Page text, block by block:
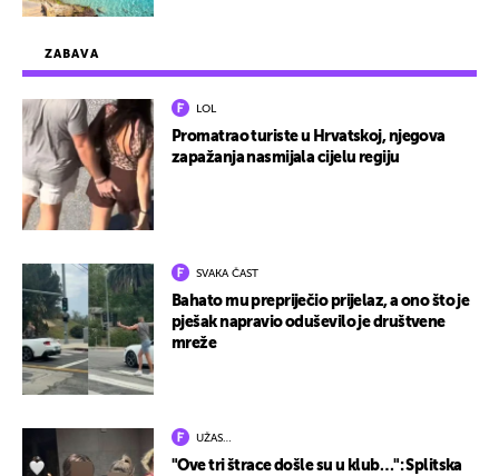
ZABAVA
LOL
Promatrao turiste u Hrvatskoj, njegova
zapažanja nasmijala cijelu regiju
SVAKA ČAST
Bahato mu prepriječio prijelaz, a ono što je
pješak napravio oduševilo je društvene
mreže
UŽAS…
"Ove tri štrace došle su u klub…": Splitska